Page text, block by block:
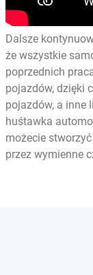
Dalsze
że wszystkie
poprzednich
pojazdów, dzięki
pojazdów, a inne
huśtawka
możecie
przez wymienne